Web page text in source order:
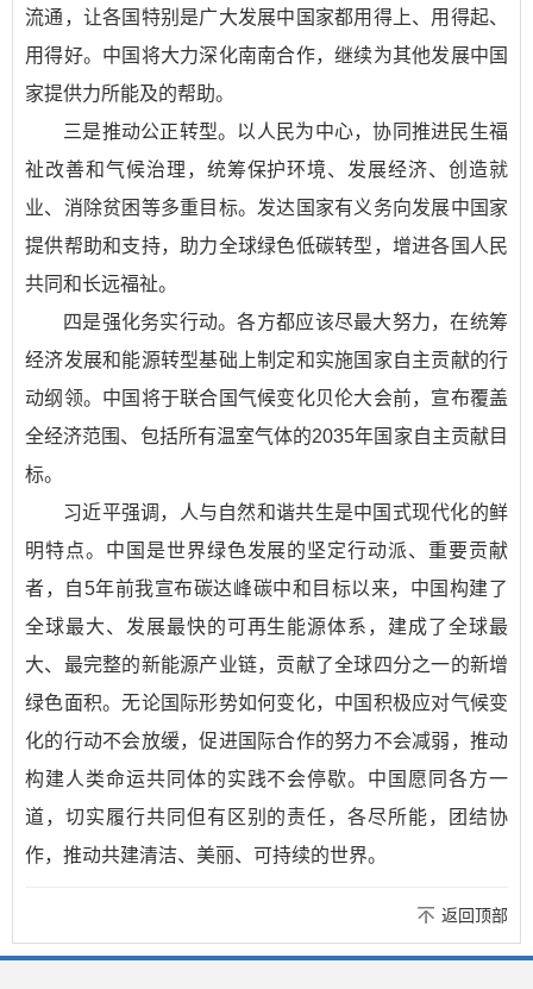
流通，让各国特别是广大发展中国家都用得上、用得起、
用得好。中国将大力深化南南合作，继续为其他发展中国
家提供力所能及的帮助。
三是推动公正转型。以人民为中心，协同推进民生福
祉改善和气候治理，统筹保护环境、发展经济、创造就
业、消除贫困等多重目标。发达国家有义务向发展中国家
提供帮助和支持，助力全球绿色低碳转型，增进各国人民
共同和长远福祉。
四是强化务实行动。各方都应该尽最大努力，在统筹
经济发展和能源转型基础上制定和实施国家自主贡献的行
动纲领。中国将于联合国气候变化贝伦大会前，宣布覆盖
全经济范围、包括所有温室气体的2035年国家自主贡献目
标。
习近平强调，人与自然和谐共生是中国式现代化的鲜
明特点。中国是世界绿色发展的坚定行动派、重要贡献
者，自5年前我宣布碳达峰碳中和目标以来，中国构建了
全球最大、发展最快的可再生能源体系，建成了全球最
大、最完整的新能源产业链，贡献了全球四分之一的新增
绿色面积。无论国际形势如何变化，中国积极应对气候变
化的行动不会放缓，促进国际合作的努力不会减弱，推动
构建人类命运共同体的实践不会停歇。中国愿同各方一
道，切实履行共同但有区别的责任，各尽所能，团结协
作，推动共建清洁、美丽、可持续的世界。
返回顶部